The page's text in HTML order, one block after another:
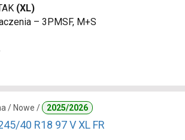
(XL)
– 3PMSF, M+S
/ Nowe / 2025/2026
40 R18 97 V XL FR